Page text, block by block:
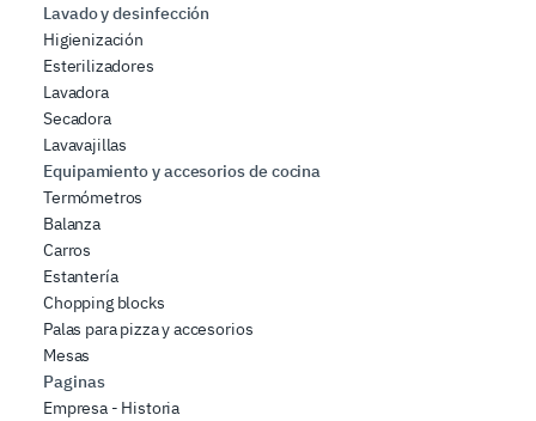
Lavado y desinfección
Higienización
Esterilizadores
Lavadora
Secadora
Lavavajillas
Equipamiento y accesorios de cocina
Termómetros
Balanza
Carros
Estantería
Chopping blocks
Palas para pizza y accesorios
Mesas
Paginas
Empresa - Historia